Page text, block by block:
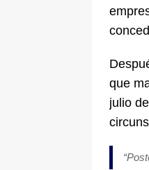
que
julio